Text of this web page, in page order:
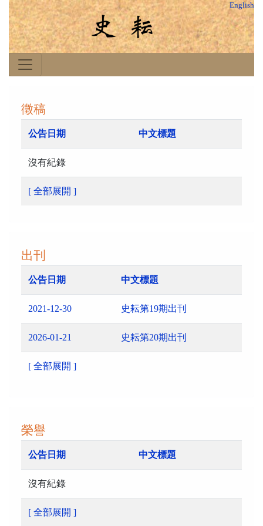
English
徵稿
公告日期 中文標題
沒有紀錄
[ 全部展開 ]
出刊
公告日期 中文標題
2021-12-30 史耘第19期出刊
2026-01-21 史耘第20期出刊
[ 全部展開 ]
榮譽
公告日期 中文標題
沒有紀錄
[ 全部展開 ]